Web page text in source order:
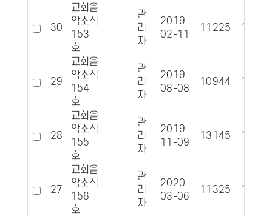
30
교회음
악소식
153
호
관
리
자
2019-
02-11
11225 1331
29
교회음
악소식
154
호
관
리
자
2019-
08-08
10944 1355
28
교회음
악소식
155
호
관
리
자
2019-
11-09
13145 1394
27
교회음
악소식
156
호
관
리
자
2020-
03-06
11325 1354